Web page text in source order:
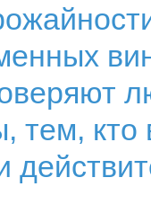
тем, кто